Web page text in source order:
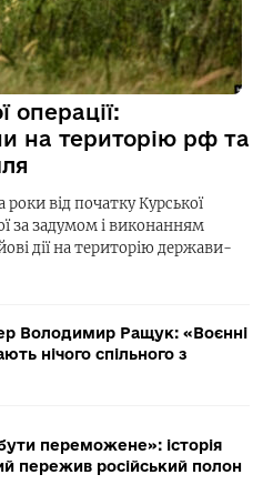
операції:
на територію рф та
від початку Курської
за задумом і виконанням
дії на територію держави-
Володимир Ращук: «Воєнні
нічого спільного з
переможене»: історія
пережив російський полон